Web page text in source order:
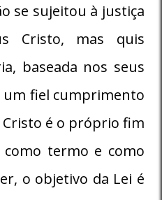
se sujeitou à justiça
Cristo, mas quis
baseada nos seus
fiel cumprimento
Cristo é o próprio fim
como termo e como
o objetivo da Lei é